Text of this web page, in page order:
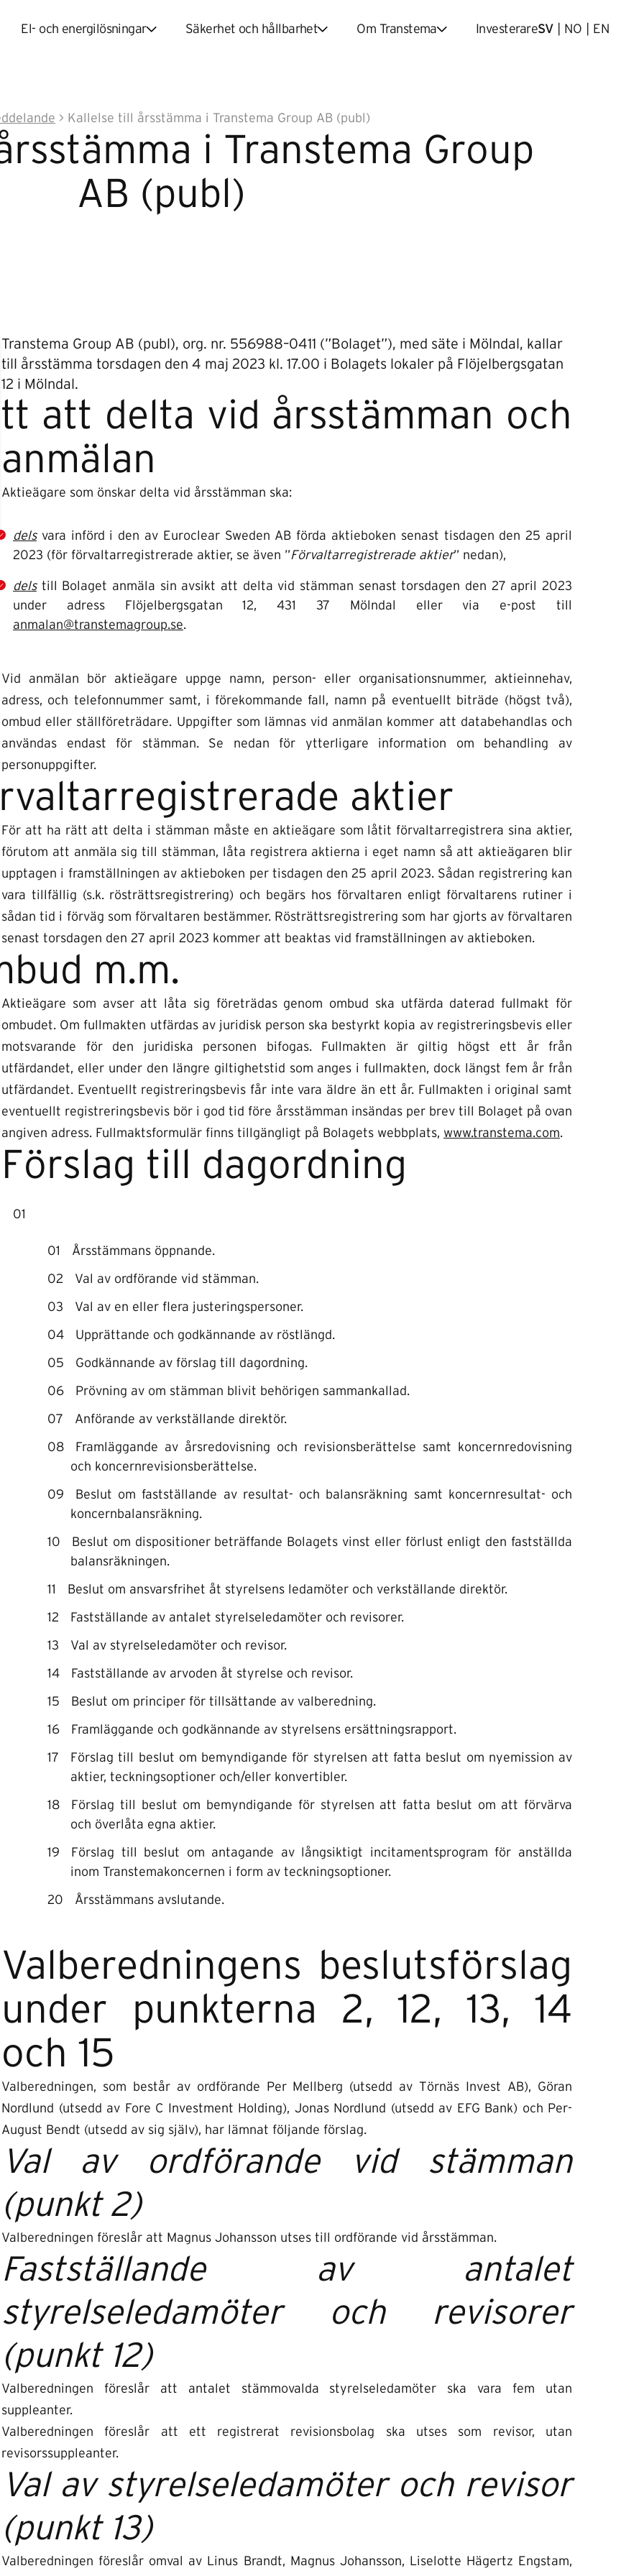
El- och energilösningar Säkerhet och hållbarhet Om Transtema InvesterareSV NO EN
> Kallelse till årsstämma i Transtema Group AB (publ)
i Transtema Group
AB (publ)
Transtema Group AB (publ), org. nr. 556988–0411 (”Bolaget”), med säte i Mölndal, kallar
till årsstämma torsdagen den 4 maj 2023 kl. 17.00 i Bolagets lokaler på Flöjelbergsgatan
12 i Mölndal.
att delta vid årsstämman och
anmälan
Aktieägare som önskar delta vid årsstämman ska:
dels vara införd i den av Euroclear Sweden AB förda aktieboken senast tisdagen den 25 april
2023 (för förvaltarregistrerade aktier, se även ”Förvaltarregistrerade aktier” nedan),
dels till Bolaget anmäla sin avsikt att delta vid stämman senast torsdagen den 27 april 2023
under adress Flöjelbergsgatan 12, 431 37 Mölndal eller via e-post till
anmalan@transtemagroup.se.
Vid anmälan bör aktieägare uppge namn, person- eller organisationsnummer, aktieinnehav,
adress, och telefonnummer samt, i förekommande fall, namn på eventuellt biträde (högst två),
ombud eller ställföreträdare. Uppgifter som lämnas vid anmälan kommer att databehandlas och
användas endast för stämman. Se nedan för ytterligare information om behandling av
personuppgifter.
aktier
För att ha rätt att delta i stämman måste en aktieägare som låtit förvaltarregistrera sina aktier,
förutom att anmäla sig till stämman, låta registrera aktierna i eget namn så att aktieägaren blir
upptagen i framställningen av aktieboken per tisdagen den 25 april 2023. Sådan registrering kan
vara tillfällig (s.k. rösträttsregistrering) och begärs hos förvaltaren enligt förvaltarens rutiner i
sådan tid i förväg som förvaltaren bestämmer. Rösträttsregistrering som har gjorts av förvaltaren
senast torsdagen den 27 april 2023 kommer att beaktas vid framställningen av aktieboken.
m.m.
Aktieägare som avser att låta sig företrädas genom ombud ska utfärda daterad fullmakt för
ombudet. Om fullmakten utfärdas av juridisk person ska bestyrkt kopia av registreringsbevis eller
motsvarande för den juridiska personen bifogas. Fullmakten är giltig högst ett år från
utfärdandet, eller under den längre giltighetstid som anges i fullmakten, dock längst fem år från
utfärdandet. Eventuellt registreringsbevis får inte vara äldre än ett år. Fullmakten i original samt
eventuellt registreringsbevis bör i god tid före årsstämman insändas per brev till Bolaget på ovan
angiven adress. Fullmaktsformulär finns tillgängligt på Bolagets webbplats, www.transtema.com.
Förslag till dagordning
Årsstämmans öppnande.
Val av ordförande vid stämman.
Val av en eller flera justeringspersoner.
Upprättande och godkännande av röstlängd.
Godkännande av förslag till dagordning.
Prövning av om stämman blivit behörigen sammankallad.
Anförande av verkställande direktör.
Framläggande av årsredovisning och revisionsberättelse samt koncernredovisning
och koncernrevisionsberättelse.
Beslut om fastställande av resultat- och balansräkning samt koncernresultat- och
koncernbalansräkning.
Beslut om dispositioner beträffande Bolagets vinst eller förlust enligt den fastställda
balansräkningen.
Beslut om ansvarsfrihet åt styrelsens ledamöter och verkställande direktör.
Fastställande av antalet styrelseledamöter och revisorer.
Val av styrelseledamöter och revisor.
Fastställande av arvoden åt styrelse och revisor.
Beslut om principer för tillsättande av valberedning.
Framläggande och godkännande av styrelsens ersättningsrapport.
Förslag till beslut om bemyndigande för styrelsen att fatta beslut om nyemission av
aktier, teckningsoptioner och/eller konvertibler.
Förslag till beslut om bemyndigande för styrelsen att fatta beslut om att förvärva
och överlåta egna aktier.
Förslag till beslut om antagande av långsiktigt incitamentsprogram för anställda
inom Transtemakoncernen i form av teckningsoptioner.
Årsstämmans avslutande.
Valberedningens beslutsförslag
under punkterna 2, 12, 13, 14
och 15
Valberedningen, som består av ordförande Per Mellberg (utsedd av Törnäs Invest AB), Göran
Nordlund (utsedd av Fore C Investment Holding), Jonas Nordlund (utsedd av EFG Bank) och Per-
August Bendt (utsedd av sig själv), har lämnat följande förslag.
Val av ordförande vid stämman
(punkt 2)
Valberedningen föreslår att Magnus Johansson utses till ordförande vid årsstämman.
Fastställande av antalet
styrelseledamöter och revisorer
(punkt 12)
Valberedningen föreslår att antalet stämmovalda styrelseledamöter ska vara fem utan
suppleanter.
Valberedningen föreslår att ett registrerat revisionsbolag ska utses som revisor, utan
revisorssuppleanter.
Val av styrelseledamöter och revisor
(punkt 13)
Valberedningen föreslår omval av Linus Brandt, Magnus Johansson, Liselotte Hägertz Engstam,